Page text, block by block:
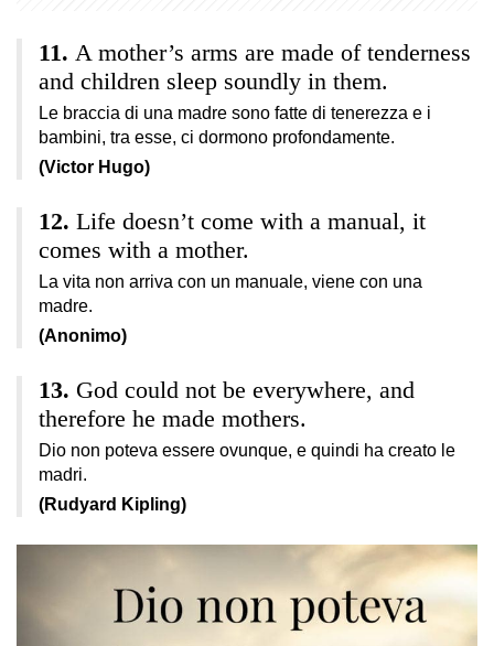
A mother’s arms are made of tenderness
and children sleep soundly in them.
Le braccia di una madre sono fatte di tenerezza e i
bambini, tra esse, ci dormono profondamente.
(Victor Hugo)
Life doesn’t come with a manual, it
comes with a mother.
La vita non arriva con un manuale, viene con una
madre.
(Anonimo)
God could not be everywhere, and
therefore he made mothers.
Dio non poteva essere ovunque, e quindi ha creato le
madri.
(Rudyard Kipling)